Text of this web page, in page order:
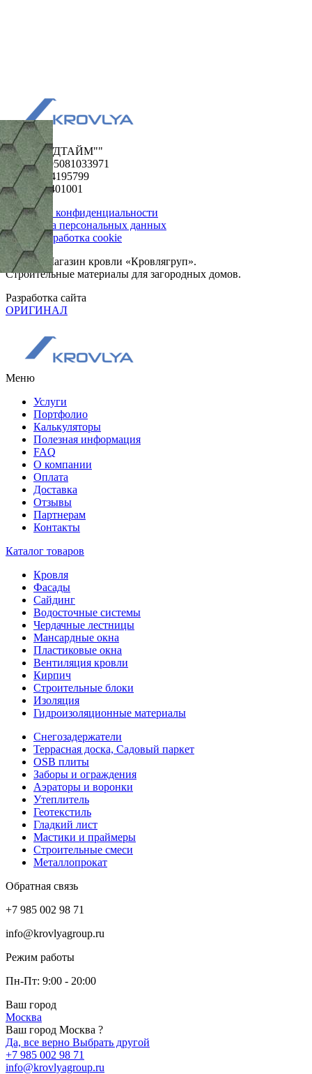
ООО "ФУДТАЙМ""
ОГРН 1195081033971
ИНН 5024195799
КПП 502401001
Политика конфиденциальности
Обработка персональных данных
Сбор и обработка cookie
© 2026. Магазин кровли «Кровлягруп».
Строительные материалы для загородных домов.
Разработка сайта
ОРИГИНАЛ
Меню
Услуги
Портфолио
Калькуляторы
Полезная информация
FAQ
О компании
Оплата
Доставка
Отзывы
Партнерам
Контакты
Каталог товаров
Кровля
Фасады
Сайдинг
Водосточные системы
Чердачные лестницы
Мансардные окна
Пластиковые окна
Вентиляция кровли
Кирпич
Строительные блоки
Изоляция
Гидроизоляционные материалы
Снегозадержатели
Террасная доска, Садовый паркет
OSB плиты
Заборы и ограждения
Аэраторы и воронки
Утеплитель
Геотекстиль
Гладкий лист
Мастики и праймеры
Строительные смеси
Металлопрокат
Обратная связь
+7 985 002 98 71
info@krovlyagroup.ru
Режим работы
Пн-Пт: 9:00 - 20:00
Ваш город
Москва
Ваш город Москва ?
Да, все верно Выбрать другой
+7 985 002 98 71
info@krovlyagroup.ru